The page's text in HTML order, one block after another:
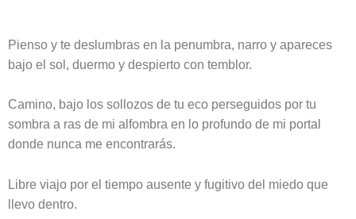
Pienso y te deslumbras en la penumbra, narro y apareces
bajo el sol, duermo y despierto con temblor.
Camino, bajo los sollozos de tu eco perseguidos por tu
sombra a ras de mi alfombra en lo profundo de mi portal
donde nunca me encontrarás.
Libre viajo por el tiempo ausente y fugitivo del miedo que
llevo dentro.